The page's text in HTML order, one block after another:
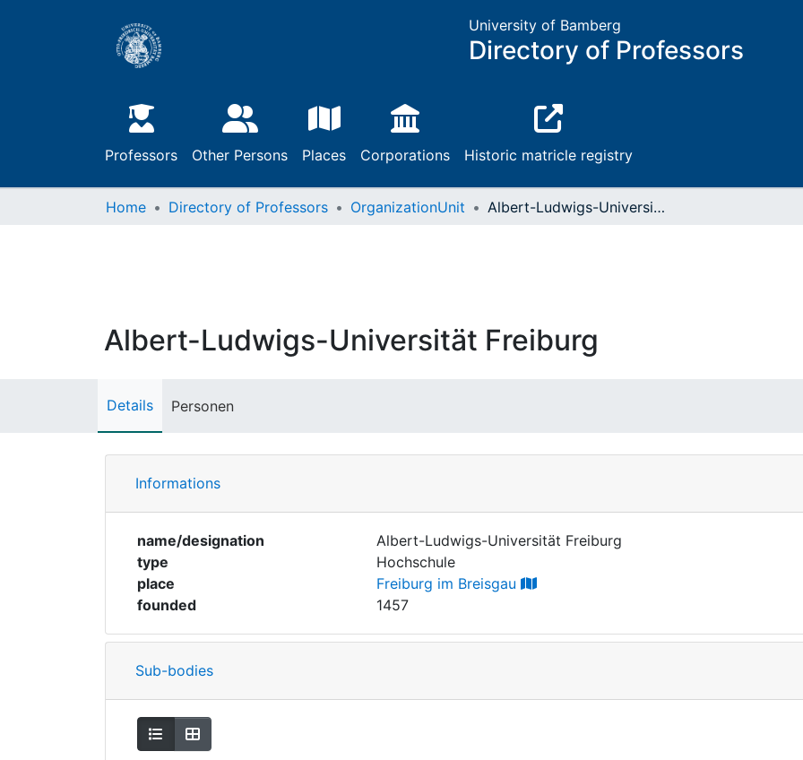
University of Bamberg
Directory of Professors
Professors Other Persons Places Corporations Historic matricle registry
Home Directory of Professors OrganizationUnit Albert-Ludwigs-Universität Freiburg
Albert-Ludwigs-Universität Freiburg
Details Personen
Informations
name/designation
Albert-Ludwigs-Universität Freiburg
type
Hochschule
place
Freiburg im Breisgau
founded
1457
Sub-bodies
Show as list
Show as grid